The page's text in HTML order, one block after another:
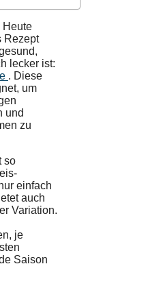
Heute
Rezept
lecker ist:
. Diese
um
und
zu
so
einfach
auch
Variation.
je
Saison